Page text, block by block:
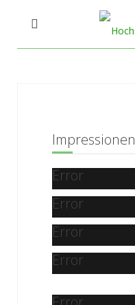
Impressionen
Error
Error
Error
Error